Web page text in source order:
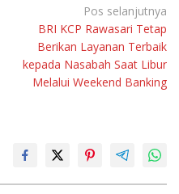
Pos selanjutnya
BRI KCP Rawasari Tetap
Berikan Layanan Terbaik
kepada Nasabah Saat Libur
Melalui Weekend Banking